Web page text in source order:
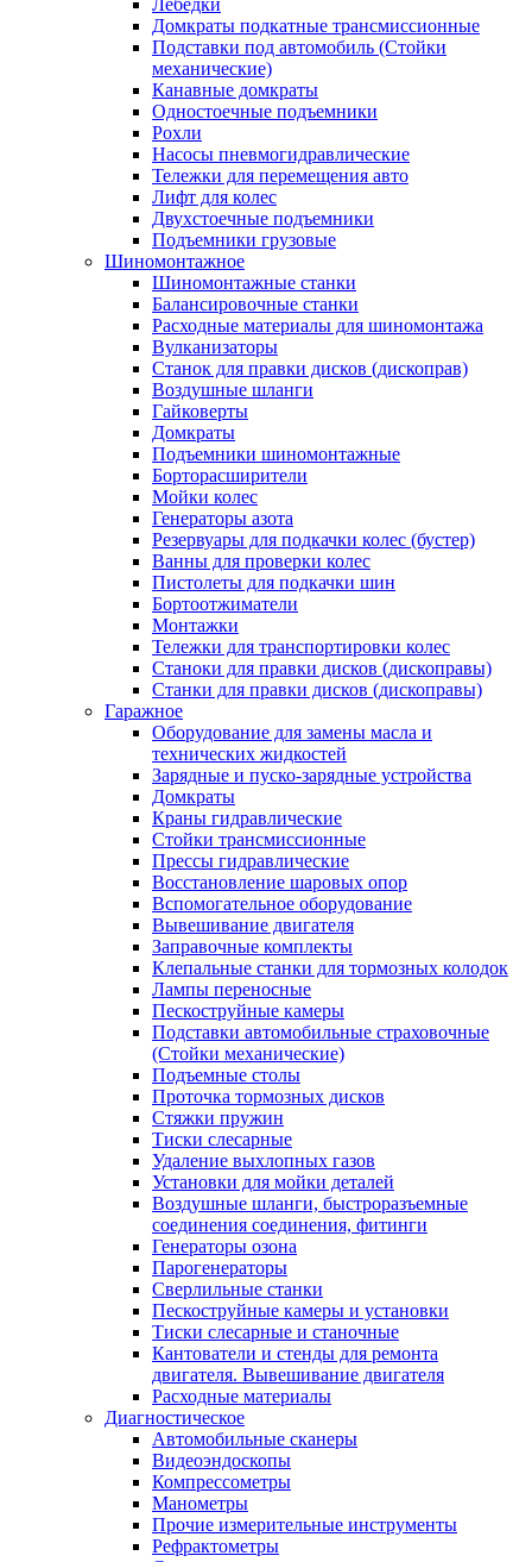
Лебёдки
Домкраты подкатные трансмиссионные
Подставки под автомобиль (Стойки
механические)
Канавные домкраты
Одностоечные подъемники
Рохли
Насосы пневмогидравлические
Тележки для перемещения авто
Лифт для колес
Двухстоечные подъемники
Подъемники грузовые
Шиномонтажное
Шиномонтажные станки
Балансировочные станки
Расходные материалы для шиномонтажа
Вулканизаторы
Станок для правки дисков (дископрав)
Воздушные шланги
Гайковерты
Домкраты
Подъемники шиномонтажные
Борторасширители
Мойки колес
Генераторы азота
Резервуары для подкачки колес (бустер)
Ванны для проверки колес
Пистолеты для подкачки шин
Бортоотжиматели
Монтажки
Тележки для транспортировки колес
Станоки для правки дисков (дископравы)
Станки для правки дисков (дископравы)
Гаражное
Оборудование для замены масла и
технических жидкостей
Зарядные и пуско-зарядные устройства
Домкраты
Краны гидравлические
Стойки трансмиссионные
Прессы гидравлические
Восстановление шаровых опор
Вспомогательное оборудование
Вывешивание двигателя
Заправочные комплекты
Клепальные станки для тормозных колодок
Лампы переносные
Пескоструйные камеры
Подставки автомобильные страховочные
(Стойки механические)
Подъемные столы
Проточка тормозных дисков
Стяжки пружин
Тиски слесарные
Удаление выхлопных газов
Установки для мойки деталей
Воздушные шланги, быстроразъемные
соединения соединения, фитинги
Генераторы озона
Парогенераторы
Сверлильные станки
Пескоструйные камеры и установки
Тиски слесарные и станочные
Кантователи и стенды для ремонта
двигателя. Вывешивание двигателя
Расходные материалы
Диагностическое
Автомобильные сканеры
Видеоэндоскопы
Компрессометры
Манометры
Прочие измерительные инструменты
Рефрактометры